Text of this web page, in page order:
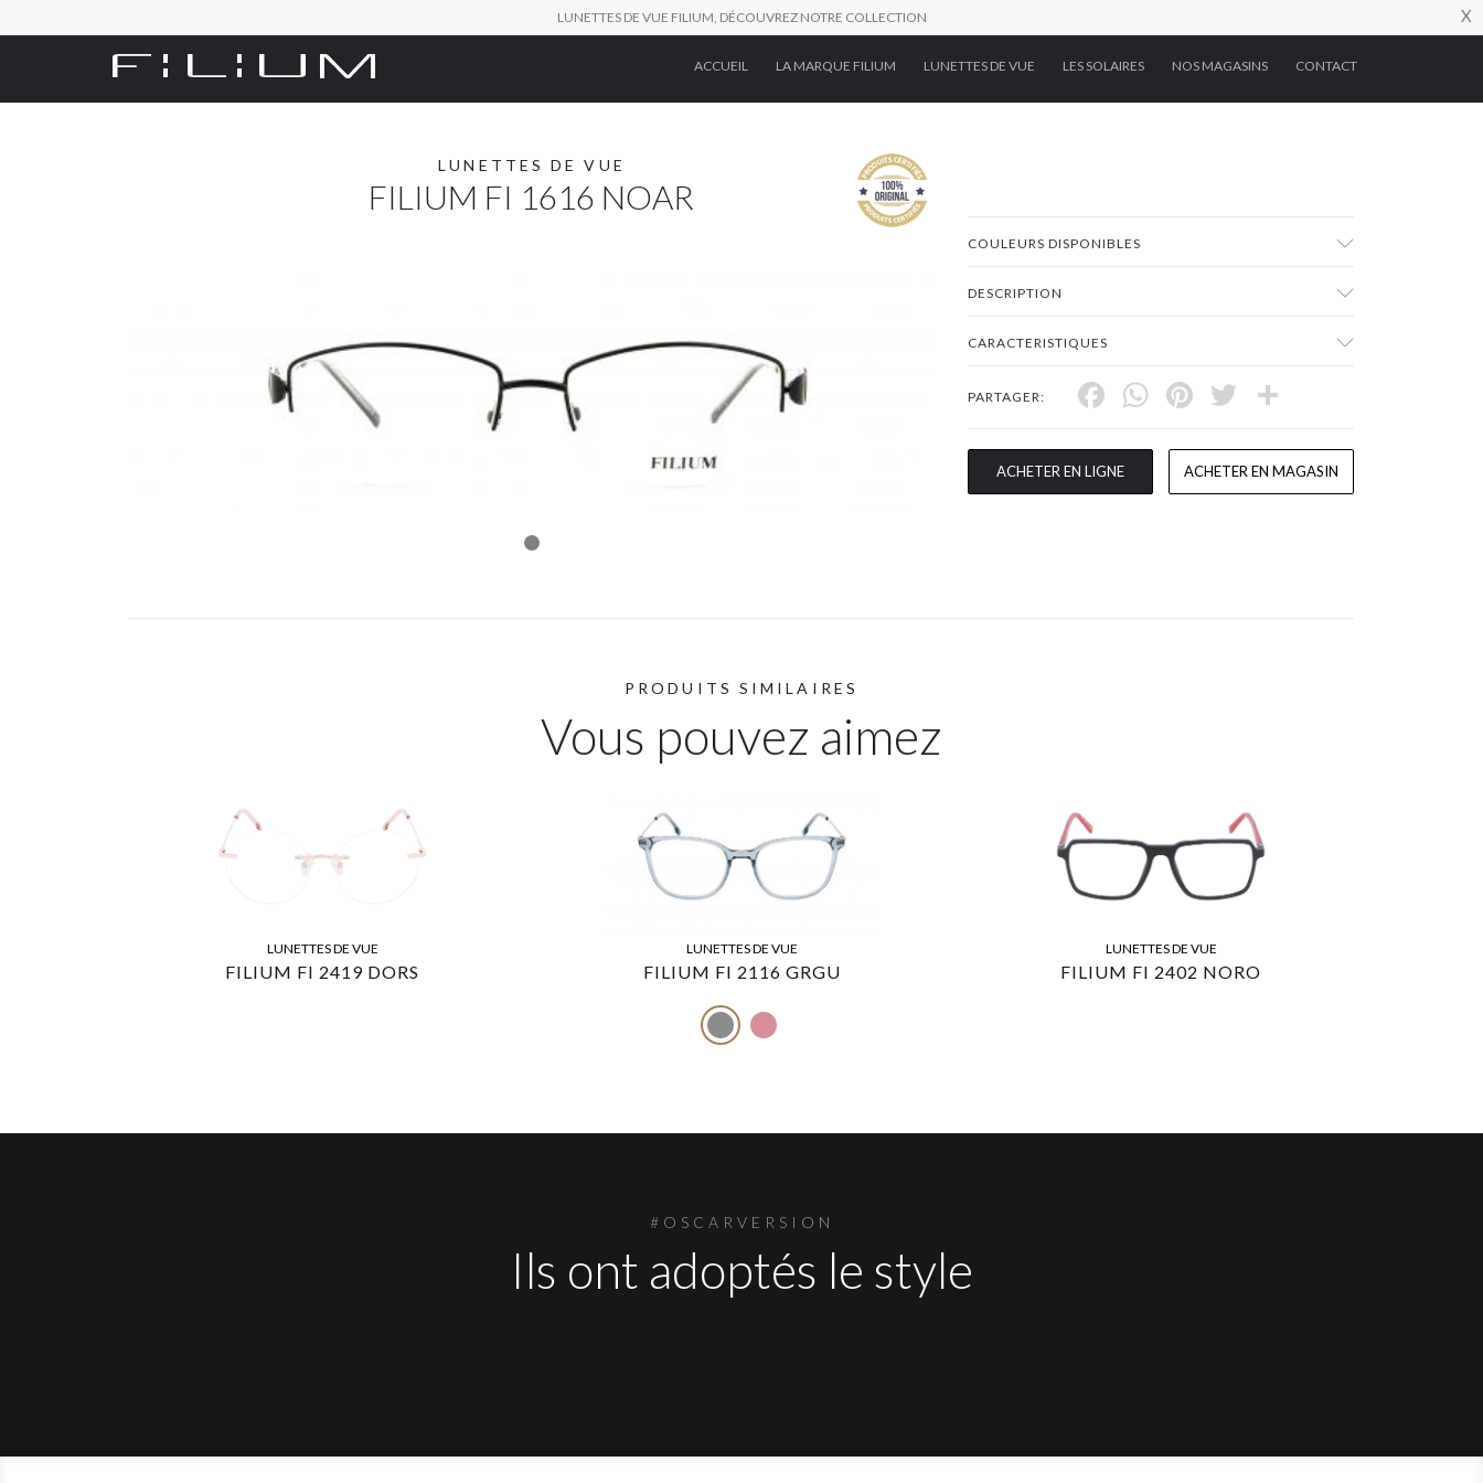
LUNETTES DE VUE FILIUM, DÉCOUVREZ NOTRE COLLECTION X
ACCUEIL LA MARQUE FILIUM LUNETTES DE VUE LES SOLAIRES NOS MAGASINS CONTACT
LUNETTES DE VUE
FILIUM FI 1616 NOAR
COULEURS DISPONIBLES
DESCRIPTION
CARACTERISTIQUES
PARTAGER: Facebook
WhatsApp
Pinterest
Twitter
ACHETER EN LIGNE ACHETER EN MAGASIN
PRODUITS SIMILAIRES
Vous pouvez aimez
LUNETTES DE VUE
FILIUM FI 2419 DORS
LUNETTES DE VUE
FILIUM FI 2116 GRGU
LUNETTES DE VUE
FILIUM FI 2402 NORO
#OSCARVERSION
Ils ont adoptés le style